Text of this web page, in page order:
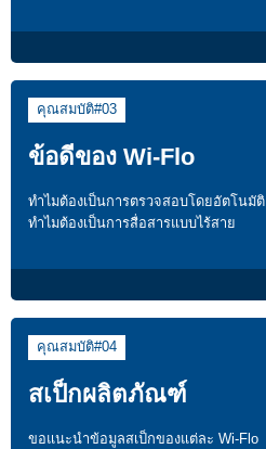
คุณสมบัติ#03
ข้อดีของ Wi-Flo
ทำไมต้องเป็นการตรวจสอบโดยอัตโนมัติ
ทำไมต้องเป็นการสื่อสารแบบไร้สาย
คุณสมบัติ#04
สเป็กผลิตภัณฑ์
ขอแนะนำข้อมูลสเป็กของแต่ละ Wi-Flo